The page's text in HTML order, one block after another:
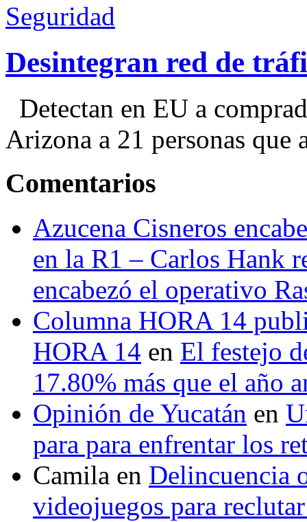
Seguridad
Desintegran red de
Detectan en EU a
Arizona a 21 personas que
Comentarios
Azucena Cisneros
en la R1 – Carlos Hank
encabezó el operativo
Columna HORA 14
HORA 14 en El festejo
17.80% más que el año
Opinión de Yucatán en
para para enfrentar los
Camila en Delincuencia
videojuegos para